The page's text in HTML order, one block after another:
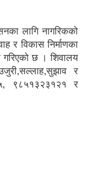
लागि नागरिकको
र विकास निर्माणका
गरिएको छ । शिवालय
र
९८५१३२३१२१ र